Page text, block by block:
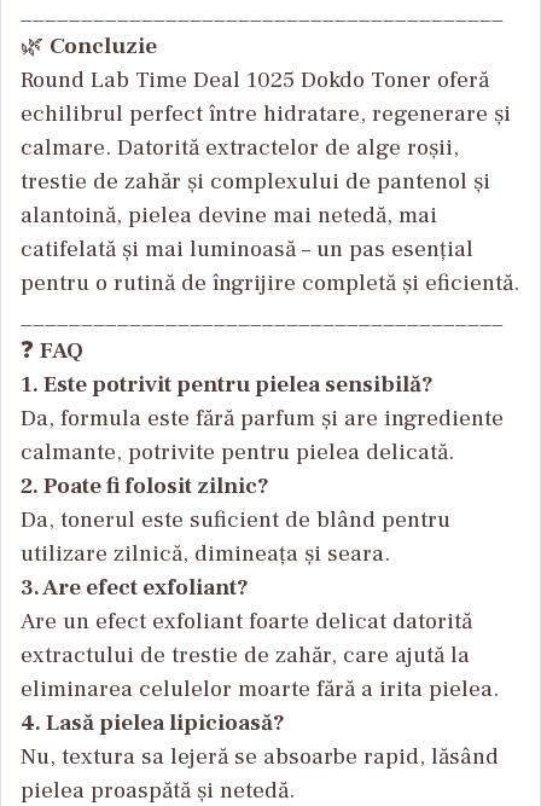
🌿 Concluzie
Round Lab Time Deal 1025 Dokdo Toner oferă
echilibrul perfect între hidratare, regenerare și
calmare. Datorită extractelor de alge roșii,
trestie de zahăr și complexului de pantenol și
alantoină, pielea devine mai netedă, mai
catifelată și mai luminoasă – un pas esențial
pentru o rutină de îngrijire completă și eficientă.
❓ FAQ
1. Este potrivit pentru pielea sensibilă?
Da, formula este fără parfum și are ingrediente
calmante, potrivite pentru pielea delicată.
2. Poate fi folosit zilnic?
Da, tonerul este suficient de blând pentru
utilizare zilnică, dimineața și seara.
3. Are efect exfoliant?
Are un efect exfoliant foarte delicat datorită
extractului de trestie de zahăr, care ajută la
eliminarea celulelor moarte fără a irita pielea.
4. Lasă pielea lipicioasă?
Nu, textura sa lejeră se absoarbe rapid, lăsând
pielea proaspătă și netedă.